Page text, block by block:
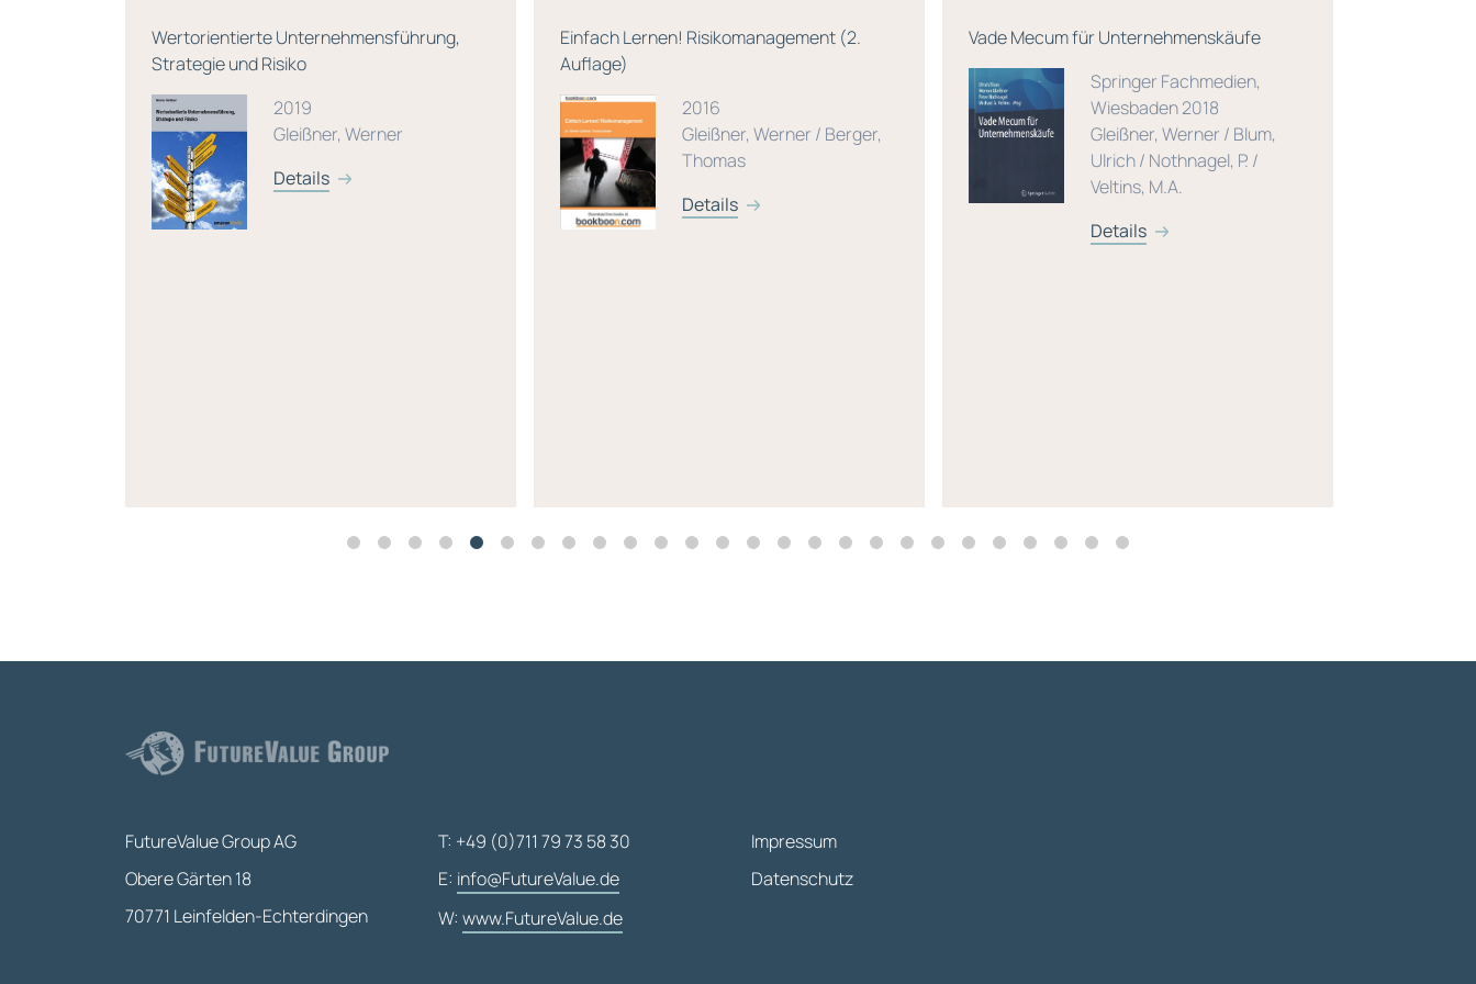
Wertorientierte Unternehmensführung,
Strategie und Risiko
2019
Gleißner, Werner
Details
Einfach Lernen! Risikomanagement (2.
Auflage)
2016
Gleißner, Werner / Berger,
Thomas
Details
Vade Mecum für Unternehmenskäufe
Springer Fachmedien,
Wiesbaden 2018
Gleißner, Werner / Blum,
Ulrich / Nothnagel, P. /
Veltins, M.A.
Details
FutureValue Group AG
Obere Gärten 18
70771 Leinfelden-Echterdingen
T: +49 (0)711 79 73 58 30
E: info@FutureValue.de
W: www.FutureValue.de
Impressum
Datenschutz